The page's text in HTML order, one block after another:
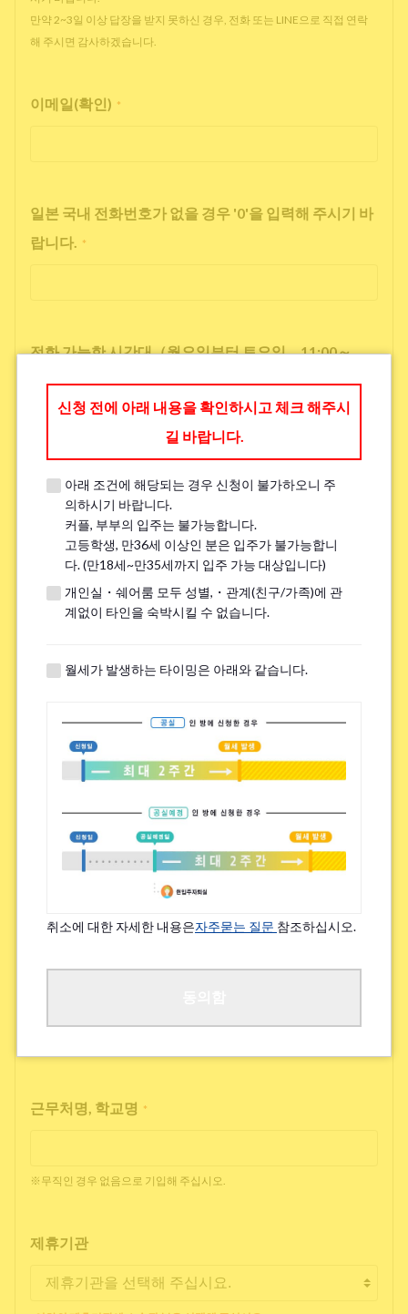
만약 2~3일 이상 답장을 받지 못하신 경우, 전화 또는 LINE으로 직접 연락
해 주시면 감사하겠습니다.
이메일(확인) *
일본 국내 전화번호가 없을 경우 '0'을 입력해 주시기 바
랍니다.
*
전화 가능한 시간대（월요일부터 토요일 11:00～
17:00） *
※견학 전에 전화나 LINE, Zoom을 통해 견학에 대한 세부 내용을 안내해 드
※이미 견학을 진행한 분은 ｢견학했음｣이라고 기입해주세요.
*
※전면 금연 하우스에는 흡연자는 입주하실 수 없으므로 양해 바랍니다.
자전거 주차장에 대해. *
필수 불필요
특기할 알레르기/지병 등 *
※쾌적한 거주를 위해 여쭙고 있습니다.
근무처명, 학교명 *
※무직인 경우 없음으로 기입해 주십시오.
제휴기관
신청 전에 아래 내용을 확인하시고 체크 해주시
길 바랍니다.
아래 조건에 해당되는 경우 신청이 불가하오니 주
의하시기 바랍니다.
커플, 부부의 입주는 불가능합니다.
고등학생, 만36세 이상인 분은 입주가 불가능합니
다. (만18세~만35세까지 입주 가능 대상입니다)
개인실・쉐어룸 모두 성별,・관계(친구/가족)에 관
계없이 타인을 숙박시킬 수 없습니다.
월세가 발생하는 타이밍은 아래와 같습니다.
취소에 대한 자세한 내용은자주묻는 질문 참조하십시오.